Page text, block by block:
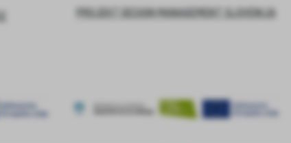
PROJEKT DESIGN MANAGEMENT SLOVENIJA